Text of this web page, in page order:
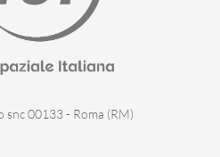
snc 00133 - Roma (RM)